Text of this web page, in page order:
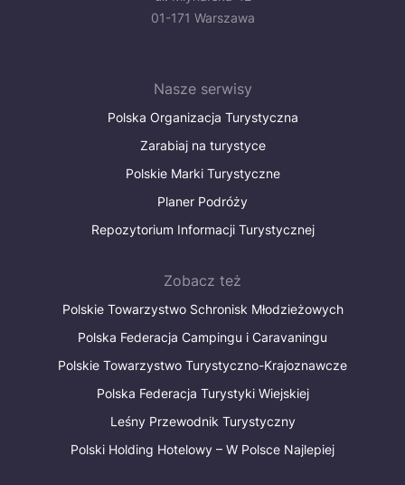
01-171 Warszawa
Nasze serwisy
Polska Organizacja Turystyczna
Zarabiaj na turystyce
Polskie Marki Turystyczne
Planer Podróży
Repozytorium Informacji Turystycznej
Zobacz też
Polskie Towarzystwo Schronisk Młodzieżowych
Polska Federacja Campingu i Caravaningu
Polskie Towarzystwo Turystyczno-Krajoznawcze
Polska Federacja Turystyki Wiejskiej
Leśny Przewodnik Turystyczny
Polski Holding Hotelowy – W Polsce Najlepiej